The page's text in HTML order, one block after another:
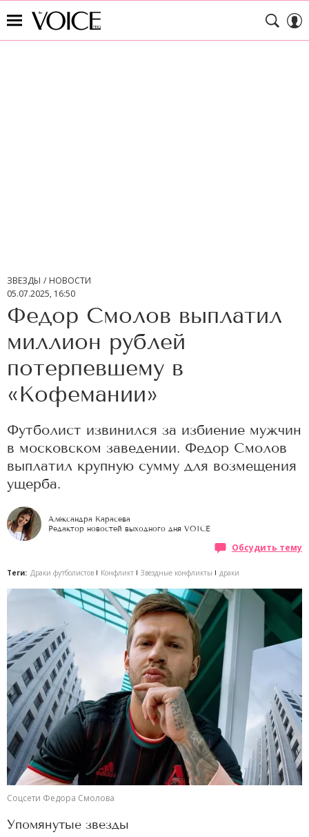
ЗВЕЗДЫ
НОВОСТИ
05.07.2025, 16:50
Федор Смолов выплатил
миллион рублей
потерпевшему в
«Кофемании»
Футболист извинился за избиение мужчин
в московском заведении. Федор Смолов
выплатил крупную сумму для возмещения
ущерба.
Александра Карасева
Редактор новостей выходного дня VOICE
Обсудить тему
Теги: Драки футболистов Конфликт Звездные конфликты драки
Соцсети Федора Смолова
Упомянутые звезды